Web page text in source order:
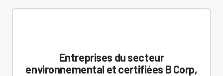
Entreprises du secteur
environnemental et certifiées B Corp,